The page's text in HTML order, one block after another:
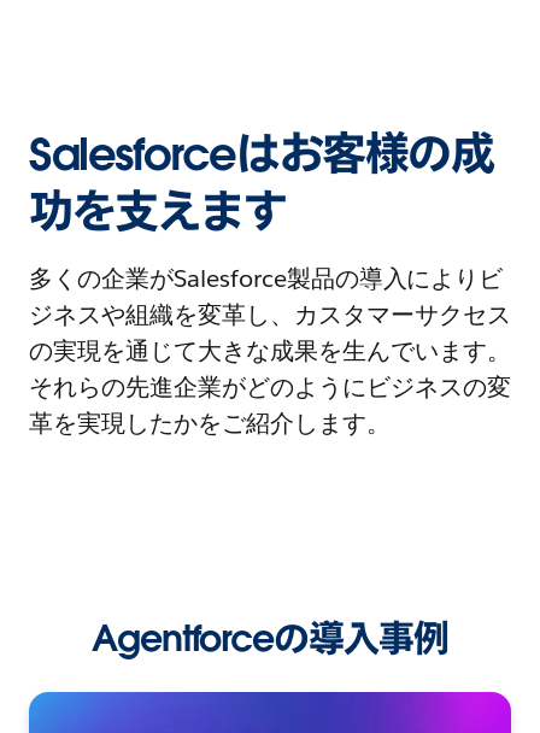
Salesforceはお客様の成
功を支えます
多くの企業がSalesforce製品の導入によりビ
ジネスや組織を変革し、カスタマーサクセス
の実現を通じて大きな成果を生んでいます。
それらの先進企業がどのようにビジネスの変
革を実現したかをご紹介します。
Agentforceの導入事例